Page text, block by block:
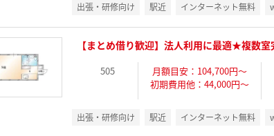
出張・研修向け 駅近 インターネット無料
【まとめ借り歓迎】法人利用に最適★複数
505
月額目安：104,700円～
初期費用他：44,000円～
出張・研修向け 駅近 インターネット無料